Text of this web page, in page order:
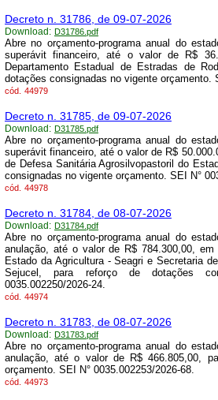
Decreto n. 31786, de 09-07-2026
Download: D31786.pdf
Abre no orçamento-programa anual do
superávit financeiro, até o valor de R$
Departamento Estadual de Estradas de
dotações consignadas no vigente orçamento.
cód. 44979
Decreto n. 31785, de 09-07-2026
Download: D31785.pdf
Abre no orçamento-programa anual do
superávit financeiro, até o valor de R$
de Defesa Sanitária Agrosilvopastoril do
consignadas no vigente orçamento. SEI N°
cód. 44978
Decreto n. 31784, de 08-07-2026
Download: D31784.pdf
Abre no orçamento-programa anual do
anulação, até o valor de R$ 784.300,00,
Estado da Agricultura - Seagri e Secretaria
Sejucel, para reforço de dotações
0035.002250/2026-24.
cód. 44974
Decreto n. 31783, de 08-07-2026
Download: D31783.pdf
Abre no orçamento-programa anual do
anulação, até o valor de R$ 466.805,00,
orçamento. SEI N° 0035.002253/2026-68.
cód. 44973